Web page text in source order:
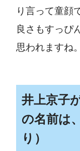
り言って童顔
良さもすっぴ
思われますね。
井上京子
の名前は
り）